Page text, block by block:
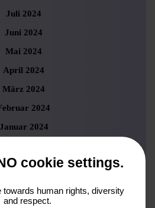
Juli 2024
Juni 2024
Mai 2024
April 2024
März 2024
2024
Januar 2024
Oktober 2023
August 2023
cookie settings.
towards human rights, diversity
and respect.